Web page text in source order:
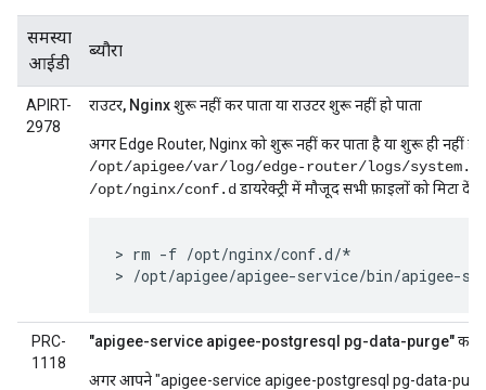
समस्या
आईडी
ब्यौरा
APIRT-
2978
राउटर, Nginx शुरू नहीं कर पाता या राउटर शुरू नहीं हो पाता
अगर Edge Router, Nginx को शुरू नहीं कर पाता है या शुरू ही नहीं
/opt/apigee/var/log/edge-router/logs/
/opt/nginx/conf.d डायरेक्ट्री में मौजूद सभी फ़ाइलों को मिटा दें.
> rm -f /opt/nginx/conf.d/*
> /opt/apigee/apigee-service/bin/apigee-
PRC-
1118
"apigee-service apigee-postgresql pg-data-purge"
अगर आपने "apigee-service apigee-postgresql pg-data-